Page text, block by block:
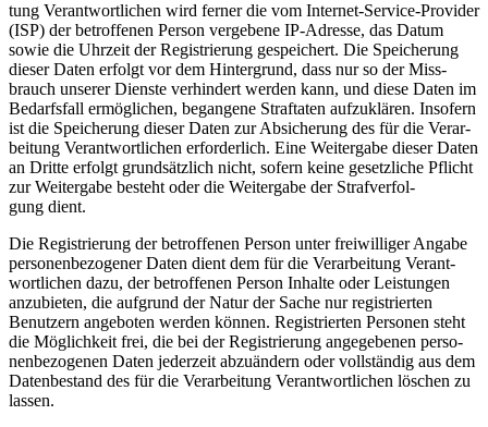
tung Ver­ant­wort­li­chen wird fer­ner die vom Inter­net-Ser­vice-Pro­vi­der
(ISP) der betrof­fe­nen Per­son ver­ge­be­ne IP-Adres­se, das Datum
sowie die Uhr­zeit der Regis­trie­rung gespei­chert. Die Spei­che­rung
die­ser Daten erfolgt vor dem Hin­ter­grund, dass nur so der Miss­
brauch unse­rer Diens­te ver­hin­dert wer­den kann, und die­se Daten im
Bedarfs­fall ermög­li­chen, began­ge­ne Straf­ta­ten auf­zu­klä­ren. Inso­fern
ist die Spei­che­rung die­ser Daten zur Absi­che­rung des für die Ver­ar­
bei­tung Ver­ant­wort­li­chen erfor­der­lich. Eine Wei­ter­ga­be die­ser Daten
an Drit­te erfolgt grund­sätz­lich nicht, sofern kei­ne gesetz­li­che Pflicht
zur Wei­ter­ga­be besteht oder die Wei­ter­ga­be der Straf­ver­fol­
gung dient.
Die Regis­trie­rung der betrof­fe­nen Per­son unter frei­wil­li­ger Anga­be
per­so­nen­be­zo­ge­ner Daten dient dem für die Ver­ar­bei­tung Ver­ant­
wort­li­chen dazu, der betrof­fe­nen Per­son Inhal­te oder Leis­tun­gen
anzu­bie­ten, die auf­grund der Natur der Sache nur regis­trier­ten
Benut­zern ange­bo­ten wer­den kön­nen. Regis­trier­ten Per­so­nen steht
die Mög­lich­keit frei, die bei der Regis­trie­rung ange­ge­be­nen per­so­
nen­be­zo­ge­nen Daten jeder­zeit abzu­än­dern oder voll­stän­dig aus dem
Daten­be­stand des für die Ver­ar­bei­tung Ver­ant­wort­li­chen löschen zu
lassen.